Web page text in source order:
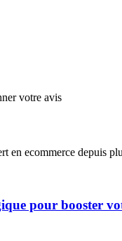
votre avis
en ecommerce depuis
pour booster